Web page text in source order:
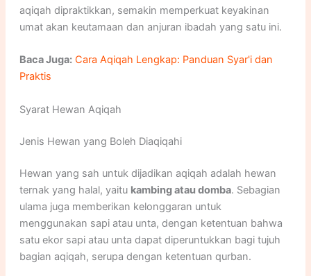
aqiqah dipraktikkan, semakin memperkuat keyakinan
umat akan keutamaan dan anjuran ibadah yang satu ini.
Baca Juga: Cara Aqiqah Lengkap: Panduan Syar'i dan
Praktis
Syarat Hewan Aqiqah
Jenis Hewan yang Boleh Diaqiqahi
Hewan yang sah untuk dijadikan aqiqah adalah hewan
ternak yang halal, yaitu kambing atau domba. Sebagian
ulama juga memberikan kelonggaran untuk
menggunakan sapi atau unta, dengan ketentuan bahwa
satu ekor sapi atau unta dapat diperuntukkan bagi tujuh
bagian aqiqah, serupa dengan ketentuan qurban.